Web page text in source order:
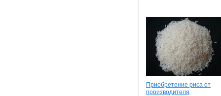
Приобретение риса от
производителя